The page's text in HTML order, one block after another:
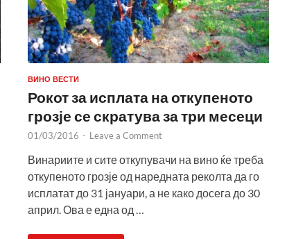
ВИНО ВЕСТИ
Рокот за исплата на откупеното
грозје се скратува за три месеци
01/03/2016 - Leave a Comment
Винариите и сите откупувачи на вино ќе треба
откупеното грозје од наредната реколта да го
исплатат до 31 јануари, а не како досега до 30
април. Ова е една од …